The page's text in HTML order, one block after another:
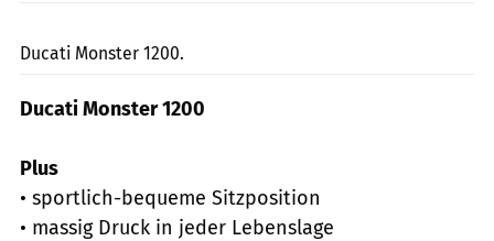
Ducati Monster 1200.
Ducati Monster 1200
Plus
• sportlich-bequeme Sitzposition
• massig Druck in jeder Lebenslage